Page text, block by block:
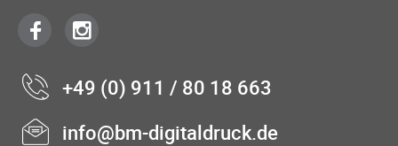
+49 (0) 911 / 80 18 663
info@bm-digitaldruck.de